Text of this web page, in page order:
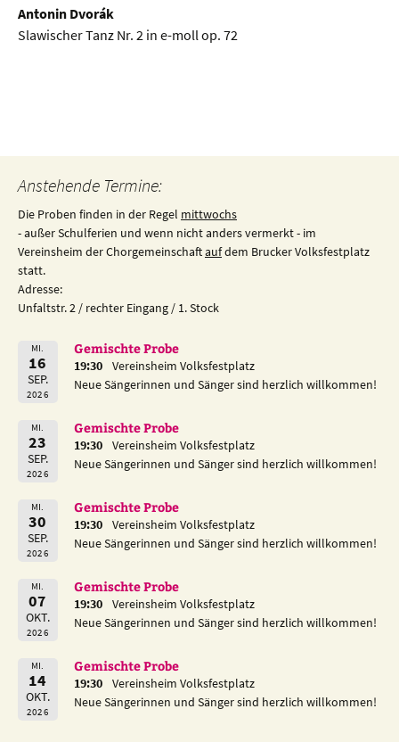
Antonin Dvorák
Slawischer Tanz Nr. 2 in e-moll op. 72
Beitragsnavigation
Anstehende Termine:
Die Proben finden in der Regel mittwochs
- außer Schulferien und wenn nicht anders vermerkt - im
Vereinsheim der Chorgemeinschaftaufdem Brucker Volksfestplatz
statt.
Adresse:
Unfaltstr. 2 / rechter Eingang / 1. Stock
MI.
16
SEP.
2026
Gemischte Probe
19:30
Vereinsheim Volksfestplatz
Neue Sängerinnen und Sänger sind herzlich willkommen!
MI.
23
SEP.
2026
Gemischte Probe
19:30
Vereinsheim Volksfestplatz
Neue Sängerinnen und Sänger sind herzlich willkommen!
MI.
30
SEP.
2026
Gemischte Probe
19:30
Vereinsheim Volksfestplatz
Neue Sängerinnen und Sänger sind herzlich willkommen!
MI.
07
OKT.
2026
Gemischte Probe
19:30
Vereinsheim Volksfestplatz
Neue Sängerinnen und Sänger sind herzlich willkommen!
MI.
14
OKT.
2026
Gemischte Probe
19:30
Vereinsheim Volksfestplatz
Neue Sängerinnen und Sänger sind herzlich willkommen!